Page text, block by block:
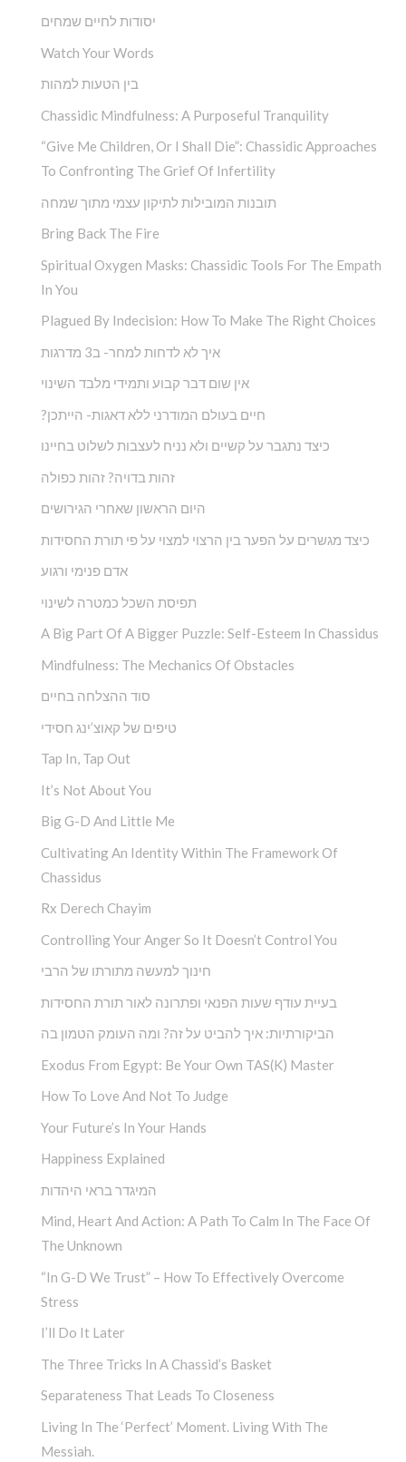
יסודות לחיים שמחים
Watch Your Words
בין הטעות למהות
Chassidic Mindfulness: A Purposeful Tranquility
“Give Me Children, Or I Shall Die”: Chassidic Approaches
To Confronting The Grief Of Infertility
תובנות המובילות לתיקון עצמי מתוך שמחה
Bring Back The Fire
Spiritual Oxygen Masks: Chassidic Tools For The Empath
In You
Plagued By Indecision: How To Make The Right Choices
איך לא לדחות למחר- ב3 מדרגות
אין שום דבר קבוע ותמידי מלבד השינוי
?חיים בעולם המודרני ללא דאגות- הייתכן
כיצד נתגבר על קשיים ולא נניח לעצבות לשלוט בחיינו
זהות בדויה? זהות כפולה
היום הראשון שאחרי הגירושים
כיצד מגשרים על הפער בין הרצוי למצוי על פי תורת החסידות
אדם פנימי ורגוע
תפיסת השכל כמטרה לשינוי
A Big Part Of A Bigger Puzzle: Self-Esteem In Chassidus
Mindfulness: The Mechanics Of Obstacles
סוד ההצלחה בחיים
טיפים של קאוצ’ינג חסידי
Tap In, Tap Out
It’s Not About You
Big G-D And Little Me
Cultivating An Identity Within The Framework Of
Chassidus
Rx Derech Chayim
Controlling Your Anger So It Doesn’t Control You
חינוך למעשה מתורתו של הרבי
בעיית עודף שעות הפנאי ופתרונה לאור תורת החסידות
הביקורתיות: איך להביט על זה? ומה העומק הטמון בה
Exodus From Egypt: Be Your Own TAS(K) Master
How To Love And Not To Judge
Your Future’s In Your Hands
Happiness Explained
המיגדר בראי היהדות
Mind, Heart And Action: A Path To Calm In The Face Of
The Unknown
“In G-D We Trust” – How To Effectively Overcome
Stress
I’ll Do It Later
The Three Tricks In A Chassid’s Basket
Separateness That Leads To Closeness
Living In The ‘Perfect’ Moment. Living With The
Messiah.